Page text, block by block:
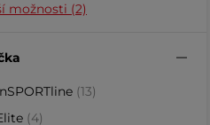
možnosti (2)
(13)
(4)